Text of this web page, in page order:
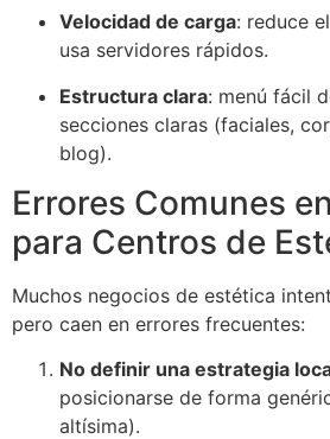
Velocidad de carga: reduce
usa servidores rápidos.
Estructura clara: menú fácil
secciones claras (faciales,
blog).
Errores Comunes
para Centros de
Muchos negocios de estética
pero caen en errores frecuentes:
No definir una estrategia
posicionarse de forma
altísima).